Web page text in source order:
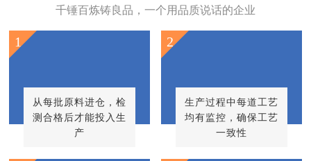
千锤百炼铸良品，一个用品质说话的企业
从每批原料进仓，检
测合格后才能投入生
产
1
生产过程中每道工艺
均有监控，确保工艺
一致性
2